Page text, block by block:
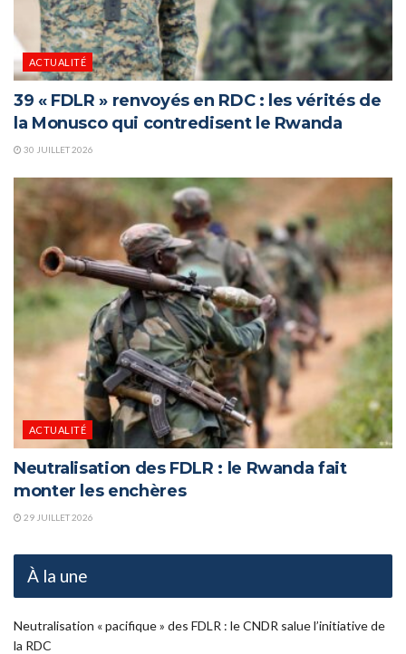
ACTUALITÉ
39 « FDLR » renvoyés en RDC : les vérités de
la Monusco qui contredisent le Rwanda
30 JUILLET 2026
ACTUALITÉ
Neutralisation des FDLR : le Rwanda fait
monter les enchères
29 JUILLET 2026
À la une
Neutralisation « pacifique » des FDLR : le CNDR salue l’initiative de
la RDC